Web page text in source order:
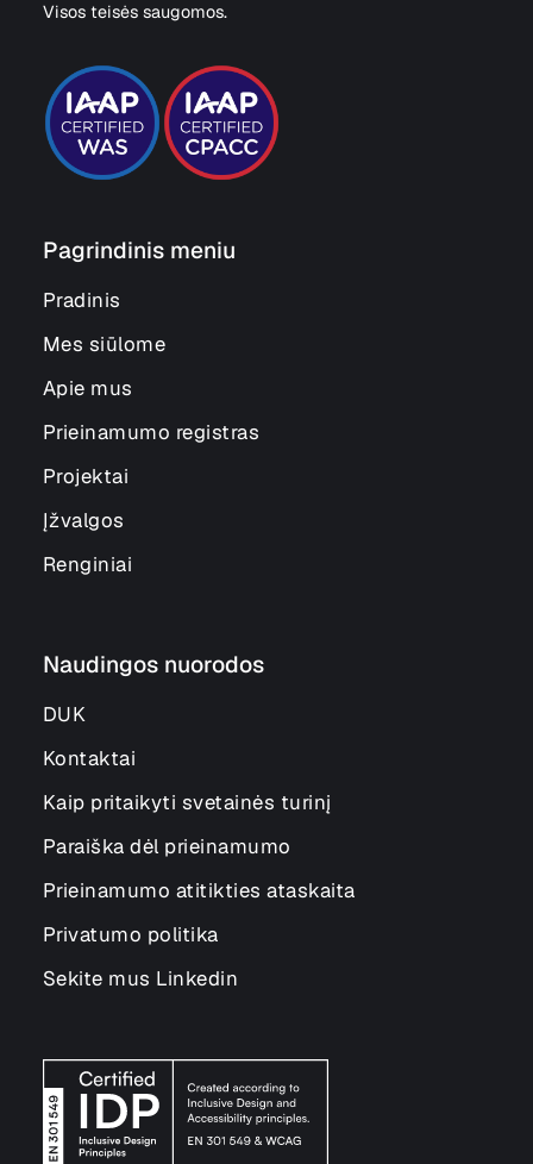
Visos teisės saugomos.
Pagrindinis meniu
Pradinis
Mes siūlome
Apie mus
Prieinamumo registras
Projektai
Įžvalgos
Renginiai
Naudingos nuorodos
DUK
Kontaktai
Kaip pritaikyti svetainės turinį
Paraiška dėl prieinamumo
Prieinamumo atitikties ataskaita
Privatumo politika
Sekite mus Linkedin